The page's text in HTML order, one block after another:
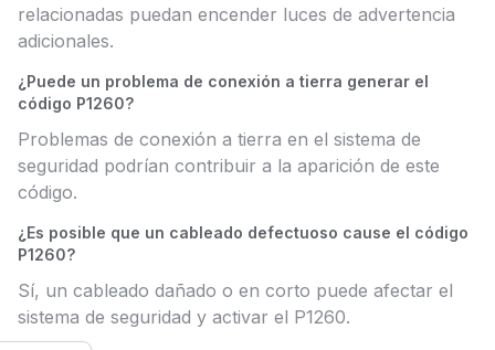
relacionadas puedan encender luces de advertencia
adicionales.
¿Puede un problema de conexión a tierra generar el
código P1260?
Problemas de conexión a tierra en el sistema de
seguridad podrían contribuir a la aparición de este
código.
¿Es posible que un cableado defectuoso cause el código
P1260?
Sí, un cableado dañado o en corto puede afectar el
sistema de seguridad y activar el P1260.